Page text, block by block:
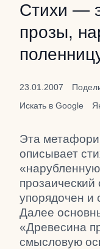
Стихи —
прозы,
23.01.2007
Искать в Google
Эта
описывает
упорядочен и
Далее
«Древесина
смысловую